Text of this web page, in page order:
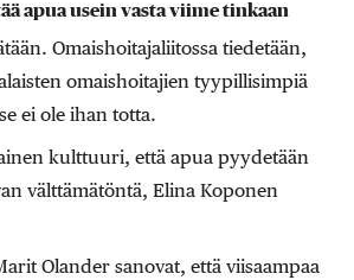
apua usein vasta viime tinkaan
Omaishoitajaliitossa tiedetään,
omaishoitajien tyypillisimpiä
ei ole ihan totta.
kulttuuri, että apua pyydetään
välttämätöntä, Elina Koponen
Olander sanovat, että viisaampaa